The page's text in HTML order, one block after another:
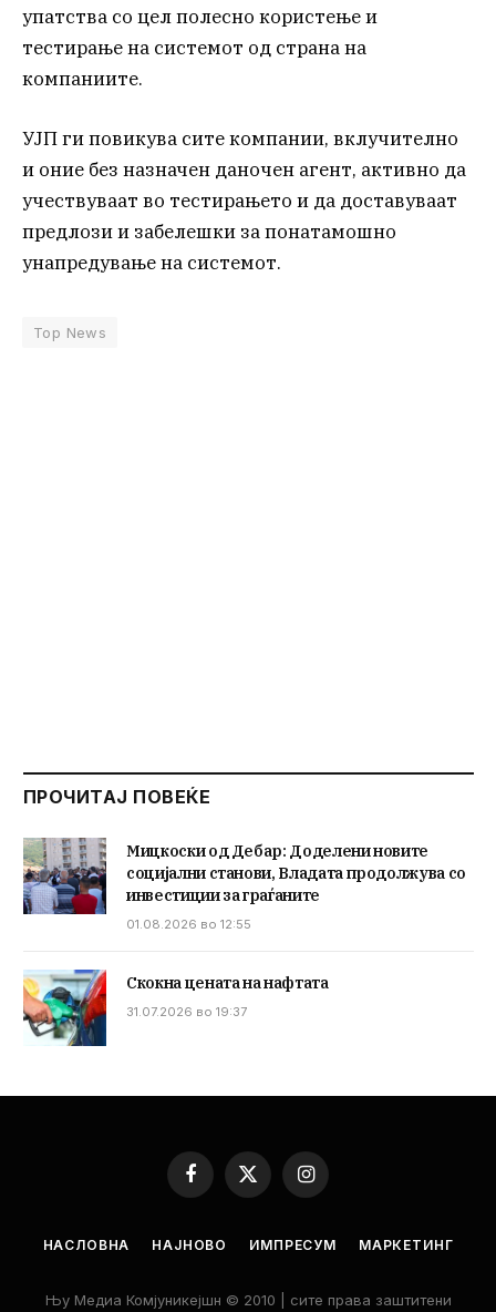
упатства со цел полесно користење и
тестирање на системот од страна на
компаниите.
УЈП ги повикува сите компании, вклучително
и оние без назначен даночен агент, активно да
учествуваат во тестирањето и да доставуваат
предлози и забелешки за понатамошно
унапредување на системот.
Top News
ПРОЧИТАЈ ПОВЕЌЕ
Мицкоски од Дебар: Доделени новите
социјални станови, Владата продолжува со
инвестиции за граѓаните
01.08.2026 во 12:55
Скокна цената на нафтата
31.07.2026 во 19:37
Facebook
X
(Twitter)
Instagram
НАСЛОВНА НАЈНОВО ИМПРЕСУМ МАРКЕТИНГ
Њу Медиа Комјуникејшн © 2010 | сите права заштитени